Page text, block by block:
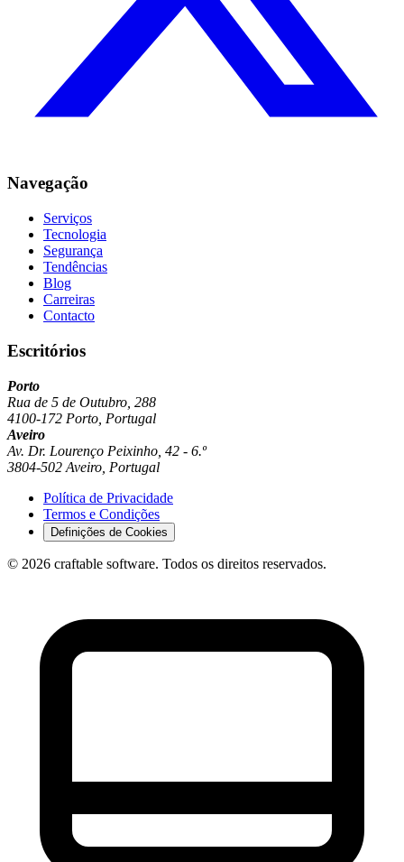
Navegação
Serviços
Tecnologia
Segurança
Tendências
Blog
Carreiras
Contacto
Escritórios
Porto
Rua de 5 de Outubro, 288
4100-172 Porto, Portugal
Aveiro
Av. Dr. Lourenço Peixinho, 42 - 6.º
3804-502 Aveiro, Portugal
Política de Privacidade
Termos e Condições
Definições de Cookies
© 2026 craftable software. Todos os direitos reservados.